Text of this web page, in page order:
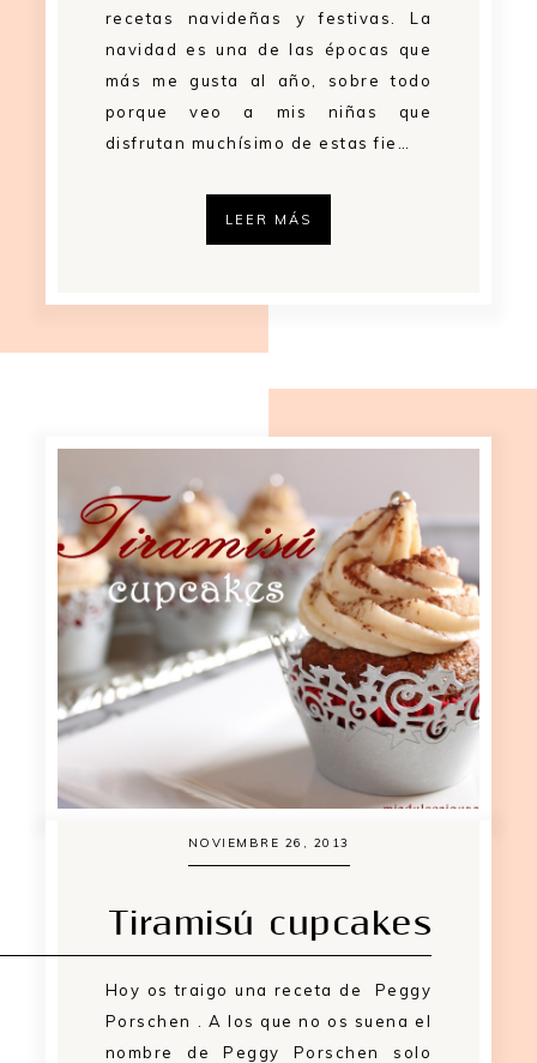
recetas navideñas y festivas. La
navidad es una de las épocas que
más me gusta al año, sobre todo
porque veo a mis niñas que
disfrutan muchísimo de estas fie…
LEER MÁS
NOVIEMBRE 26, 2013
Tiramisú cupcakes
Hoy os traigo una receta de Peggy
Porschen . A los que no os suena el
nombre de Peggy Porschen solo